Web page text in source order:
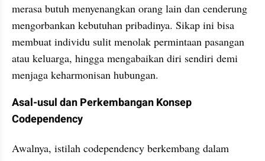
merasa butuh menyenangkan orang lain dan cenderung
mengorbankan kebutuhan pribadinya. Sikap ini bisa
membuat individu sulit menolak permintaan pasangan
atau keluarga, hingga mengabaikan diri sendiri demi
menjaga keharmonisan hubungan.
Asal-usul dan Perkembangan Konsep
Codependency
Awalnya, istilah codependency berkembang dalam